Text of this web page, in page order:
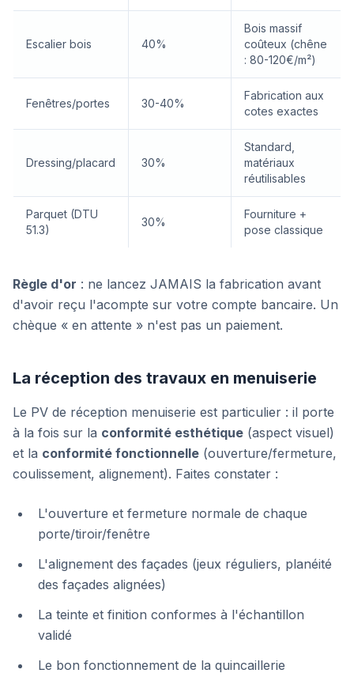
Escalier bois 40%
Bois massif
coûteux (chêne
: 80-120€/m²)
Fenêtres/portes 30-40%
Fabrication aux
cotes exactes
Dressing/placard 30%
Standard,
matériaux
réutilisables
Parquet (DTU
51.3)
30%
Fourniture +
pose classique
Règle d'or : ne lancez JAMAIS la fabrication avant
d'avoir reçu l'acompte sur votre compte bancaire. Un
chèque « en attente » n'est pas un paiement.
La réception des travaux en menuiserie
Le PV de réception menuiserie est particulier : il porte
à la fois sur la conformité esthétique (aspect visuel)
et la conformité fonctionnelle (ouverture/fermeture,
coulissement, alignement). Faites constater :
L'ouverture et fermeture normale de chaque
porte/tiroir/fenêtre
L'alignement des façades (jeux réguliers, planéité
des façades alignées)
La teinte et finition conformes à l'échantillon
validé
Le bon fonctionnement de la quincaillerie